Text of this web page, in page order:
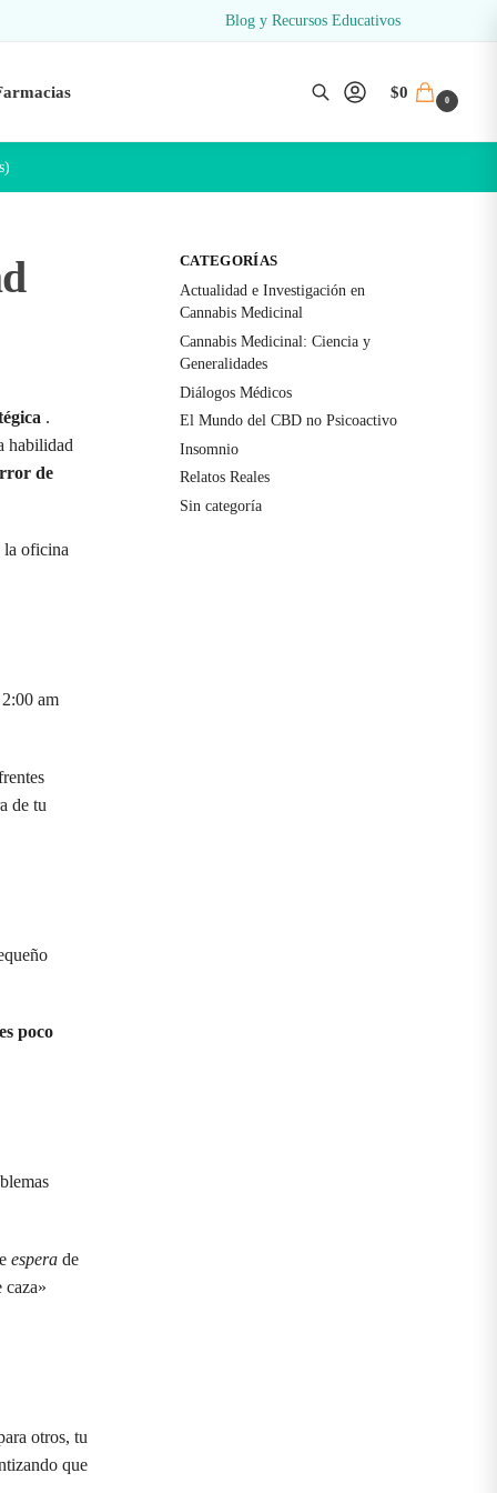
Blog y Recursos Educativos
$0 0
.
habilidad
de
la oficina
am
de tu
poco
espera de
otros, tu
que
CATEGORÍAS
Actualidad e Investigación en
Cannabis Medicinal
Cannabis Medicinal: Ciencia y
Generalidades
Diálogos Médicos
El Mundo del CBD no Psicoactivo
Insomnio
Relatos Reales
Sin categoría